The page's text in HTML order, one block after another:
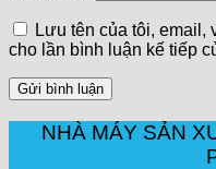
Lưu tên của tôi, email,
cho lần bình luận kế tiếp
NHÀ MÁY SẢN